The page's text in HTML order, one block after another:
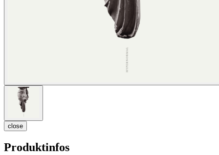
close
Produktinfos